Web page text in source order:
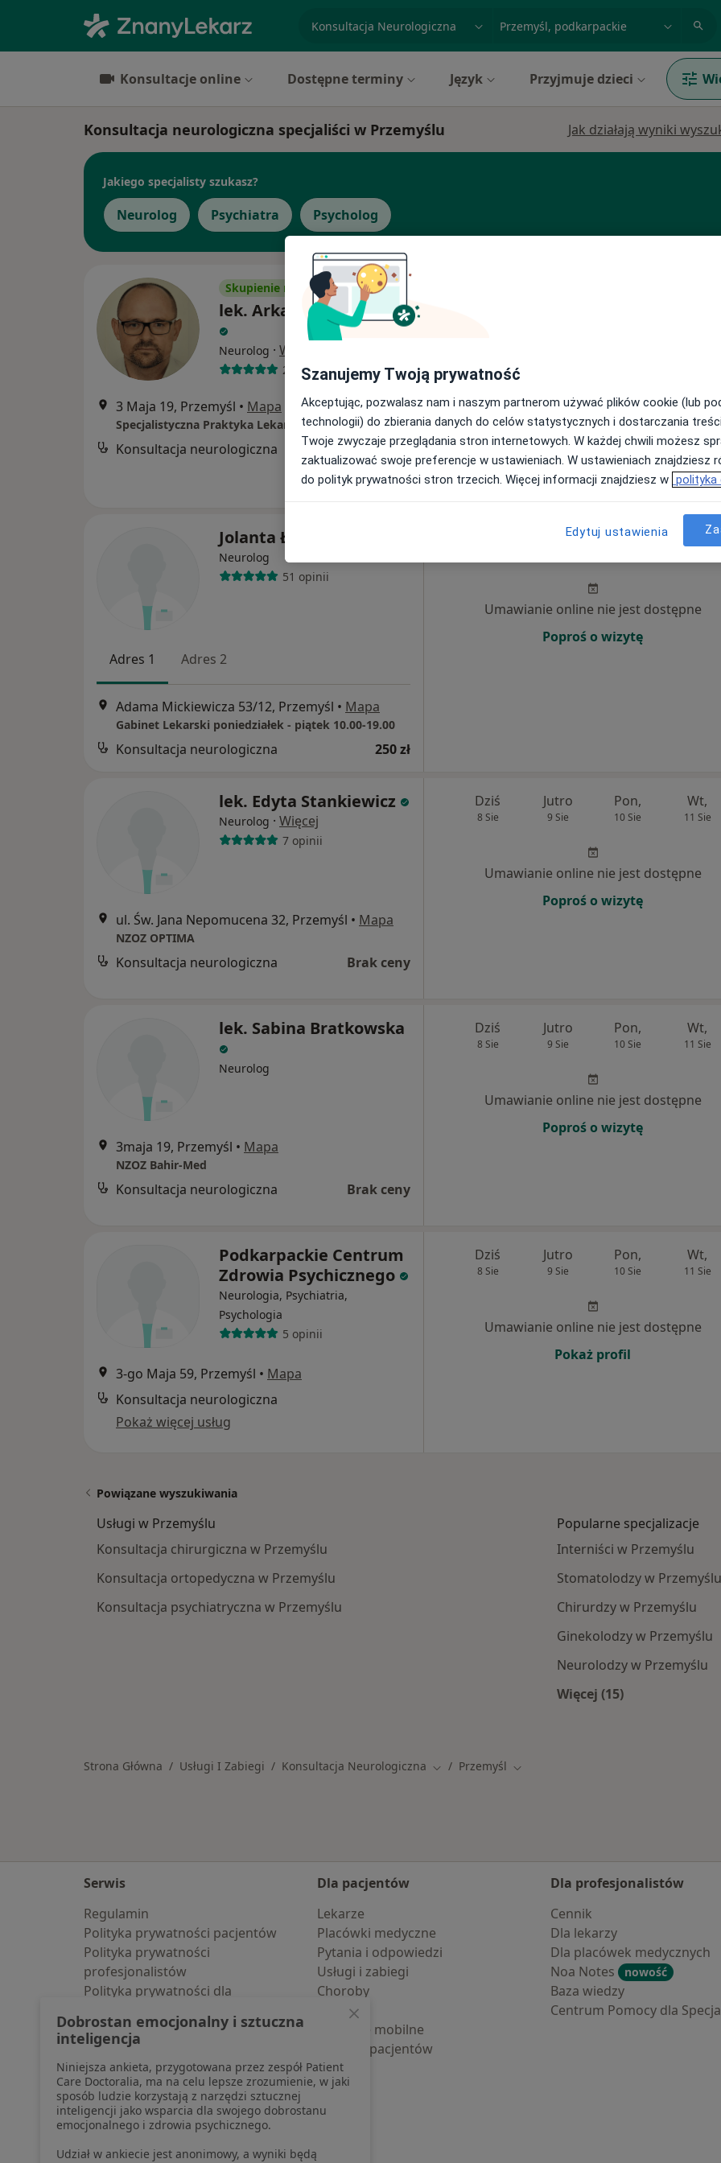
miasto lub dzielnica
Konsultacje online Dostępne terminy Język Przyjmuje dzieci
Konsultacja neurologiczna specjaliści w Przemyślu Jak działają wyniki
Jakiego specjalisty szukasz?
Neurolog Psychiatra Psycholog
Skupienie na pacjencie
lek. Arkadiusz Grodecki
Neurolog · Więcej
258 opinii
3 Maja 19, Przemyśl • Mapa
Specjalistyczna Praktyka Lekarska "Neurologia"
Konsultacja neurologiczna 250 zł
Jolanta Łapińska
Neurolog
51 opinii
Adres 1 Adres 2
Adama Mickiewicza 53/12, Przemyśl • Mapa
Gabinet Lekarski poniedziałek - piątek 10.00-19.00
Konsultacja neurologiczna 250 zł
Jutro Pon, Wt,
Umawianie online nie jest dostępne
Poproś o wizytę
lek. Edyta Stankiewicz
Neurolog · Więcej
7 opinii
ul. Św. Jana Nepomucena 32, Przemyśl • Mapa
NZOZ OPTIMA
Konsultacja neurologiczna Brak ceny
Dziś
8 Sie
Jutro
9 Sie
Pon,
10 Sie
Wt,
11 Sie
Umawianie online nie jest dostępne
Poproś o wizytę
lek. Sabina Bratkowska
Neurolog
3maja 19, Przemyśl • Mapa
NZOZ Bahir-Med
Konsultacja neurologiczna Brak ceny
Dziś
8 Sie
Jutro
9 Sie
Pon,
10 Sie
Wt,
11 Sie
Umawianie online nie jest dostępne
Poproś o wizytę
Podkarpackie Centrum
Zdrowia Psychicznego
Neurologia, Psychiatria,
Psychologia
5 opinii
3-go Maja 59, Przemyśl • Mapa
Konsultacja neurologiczna
Pokaż więcej usług
Dziś
8 Sie
Jutro
9 Sie
Pon,
10 Sie
Wt,
11 Sie
Umawianie online nie jest dostępne
Pokaż profil
Powiązane wyszukiwania
Usługi w Przemyślu
Konsultacja chirurgiczna w Przemyślu
Konsultacja ortopedyczna w Przemyślu
Konsultacja psychiatryczna w Przemyślu
Popularne specjalizacje
Interniści w Przemyślu
Stomatolodzy w Przemyślu
Chirurdzy w Przemyślu
Ginekolodzy w Przemyślu
Neurolodzy w Przemyślu
Więcej (15)
Strona Główna Usługi I Zabiegi Konsultacja Neurologiczna Zmień miasto
Przemyśl Zmień miasto
Serwis
Regulamin
Polityka prywatności pacjentów
Polityka prywatności
profesjonalistów
Polityka prywatności dla
pozyskaliśmy samodzielnie
Polityka cookies
Jak działają wyniki wyszukiwania
Dostępność
O nas
Praca Rekrutujemy!
Partnerzy
Dla pacjentów
Lekarze
Placówki medyczne
Pytania i odpowiedzi
Usługi i zabiegi
Choroby
Pomoc
Aplikacje mobilne
Blog dla pacjentów
Dla profesjonalistów
Cennik
Dla lekarzy
Dla placówek medycznych
Noa Notes
nowość
Baza wiedzy
Centrum Pomocy dla
Szanujemy Twoją prywatność
Akceptując, pozwalasz nam i naszym partnerom używać plików cookie (lub
technologii) do zbierania danych do celów statystycznych i dostarczania
Twoje zwyczaje przeglądania stron internetowych. W każdej chwili możesz
zaktualizować swoje preferencje w ustawieniach. W ustawieniach znajdziesz
do polityk prywatności stron trzecich. Więcej informacji znajdziesz w polityka
Edytuj ustawienia
Dobrostan emocjonalny i sztuczna
inteligencja
Niniejsza ankieta, przygotowana przez zespół Patient
Care Doctoralia, ma na celu lepsze zrozumienie, w jaki
sposób ludzie korzystają z narzędzi sztucznej
inteligencji jako wsparcia dla swojego dobrostanu
emocjonalnego i zdrowia psychicznego.
Udział w ankiecie jest anonimowy, a wyniki będą